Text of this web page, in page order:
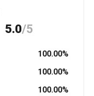
5.0/5
100.00%
100.00%
100.00%